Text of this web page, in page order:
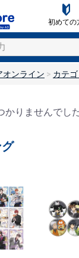
初めての
オンライン カテ
かりませんでし